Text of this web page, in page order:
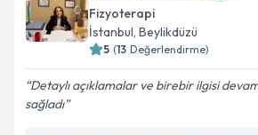
Fizyoterapi
İstanbul, Beylikdüzü
5 (13 Değerlendirme)
Detaylı açıklamalar ve birebir ilgisi
sağladı